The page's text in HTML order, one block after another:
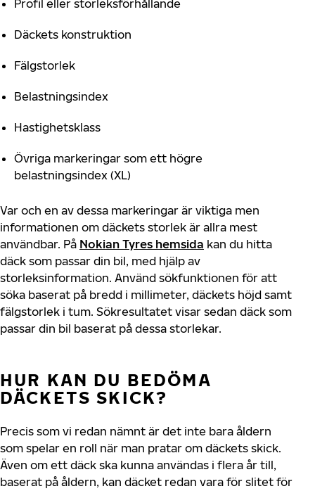
Profil eller storleksförhållande
Däckets konstruktion
Fälgstorlek
Belastningsindex
Hastighetsklass
Övriga markeringar som ett högre
belastningsindex (XL)
Var och en av dessa markeringar är viktiga men
informationen om däckets storlek är allra mest
användbar. På Nokian Tyres hemsida kan du hitta
däck som passar din bil, med hjälp av
storleksinformation. Använd sökfunktionen för att
söka baserat på bredd i millimeter, däckets höjd samt
fälgstorlek i tum. Sökresultatet visar sedan däck som
passar din bil baserat på dessa storlekar.
HUR KAN DU BEDÖMA
DÄCKETS SKICK?
Precis som vi redan nämnt är det inte bara åldern
som spelar en roll när man pratar om däckets skick.
Även om ett däck ska kunna användas i flera år till,
baserat på åldern, kan däcket redan vara för slitet för